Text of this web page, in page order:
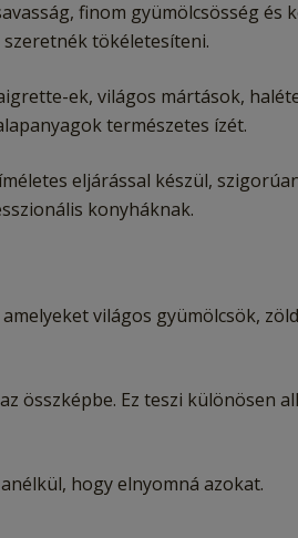
finom gyümölcsösség és
tökéletesíteni.
ek, világos mártások,
természetes ízét.
eljárással készül,
konyháknak.
világos gyümölcsök,
összképbe. Ez teszi különösen
hogy elnyomná azokat.